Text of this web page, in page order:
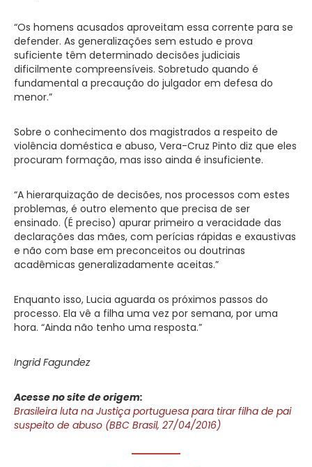
“Os homens acusados aproveitam essa corrente para se
defender. As generalizações sem estudo e prova
suficiente têm determinado decisões judiciais
dificilmente compreensíveis. Sobretudo quando é
fundamental a precaução do julgador em defesa do
menor.”
Sobre o conhecimento dos magistrados a respeito de
violência doméstica e abuso, Vera-Cruz Pinto diz que eles
procuram formação, mas isso ainda é insuficiente.
“A hierarquização de decisões, nos processos com estes
problemas, é outro elemento que precisa de ser
ensinado. (É preciso) apurar primeiro a veracidade das
declarações das mães, com perícias rápidas e exaustivas
e não com base em preconceitos ou doutrinas
acadêmicas generalizadamente aceitas.”
Enquanto isso, Lucia aguarda os próximos passos do
processo. Ela vê a filha uma vez por semana, por uma
hora. “Ainda não tenho uma resposta.”
Ingrid Fagundez
Acesse no site de origem:
Brasileira luta na Justiça portuguesa para tirar filha de pai
suspeito de abuso (BBC Brasil, 27/04/2016)